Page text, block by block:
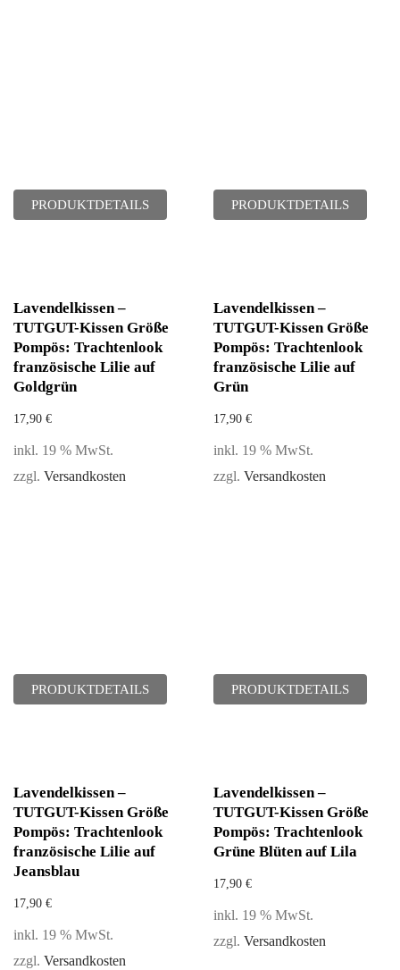
PRODUKTDETAILS PRODUKTDETAILS
Lavendelkissen –
TUTGUT-Kissen Größe
Pompös: Trachtenlook
französische Lilie auf
Goldgrün
17,90 €
inkl. 19 % MwSt.
zzgl. Versandkosten
PRODUKTDETAILS
Lavendelkissen –
TUTGUT-Kissen Größe
Pompös: Trachtenlook
französische Lilie auf
Grün
17,90 €
inkl. 19 % MwSt.
zzgl. Versandkosten
PRODUKTDETAILS
Lavendelkissen –
TUTGUT-Kissen Größe
Pompös: Trachtenlook
französische Lilie auf
Jeansblau
17,90 €
inkl. 19 % MwSt.
zzgl. Versandkosten
Lavendelkissen –
TUTGUT-Kissen Größe
Pompös: Trachtenlook
Grüne Blüten auf Lila
17,90 €
inkl. 19 % MwSt.
zzgl. Versandkosten